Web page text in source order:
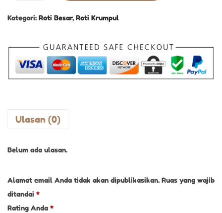
Kategori: Roti Besar, Roti Krumpul
Ulasan (0)
Belum ada ulasan.
Alamat email Anda tidak akan dipublikasikan. Ruas yang wajib
ditandai *
Rating Anda *